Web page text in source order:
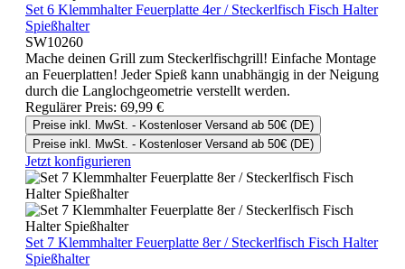
Set 6 Klemmhalter Feuerplatte 4er / Steckerlfisch Fisch Halter
Spießhalter
SW10260
Mache deinen Grill zum Steckerlfischgrill! Einfache Montage
an Feuerplatten! Jeder Spieß kann unabhängig in der Neigung
durch die Langlochgeometrie verstellt werden.
Regulärer Preis: 69,99 €
Preise inkl. MwSt. - Kostenloser Versand ab 50€ (DE)
Preise inkl. MwSt. - Kostenloser Versand ab 50€ (DE)
Jetzt konfigurieren
Set 7 Klemmhalter Feuerplatte 8er / Steckerlfisch Fisch Halter
Spießhalter